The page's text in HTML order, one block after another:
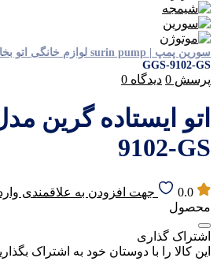
سورین پمپ | surin pump لوازم خانگی اتو
GGS-9102-GS
پرسش 0 دیدگاه 0
9102-GS
0.0 جهت افزودن به علاقمندی
محصول
اشتراک گذاری
این کالا را با دوستان خود به اشتراک